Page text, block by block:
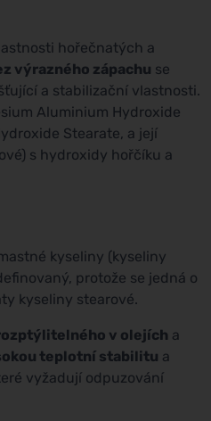
hořečnatých a
výrazného zápachu se
a stabilizační vlastnosti.
Aluminium Hydroxide
Stearate, a její
s hydroxidy hořčíku a
kyseliny (kyseliny
protože se jedná o
kyseliny stearové.
v olejích a
teplotní stabilitu a
vyžadují odpuzování